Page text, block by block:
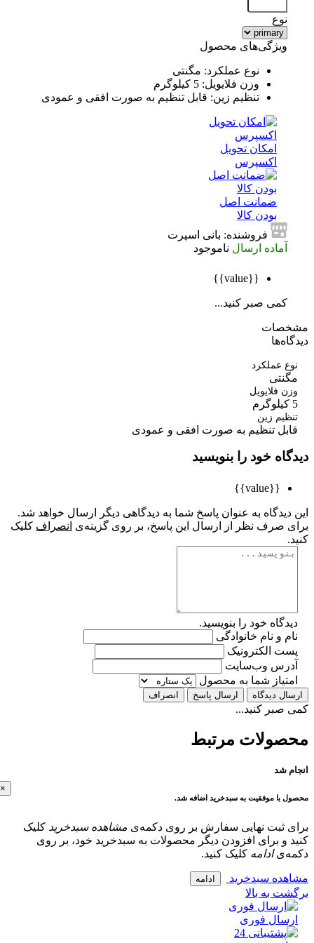
ویژگی‌های محصول
نوع عملکرد: مگنتی
وزن فلایویل: 5 کیلوگرم
تنظیم زین: قابل تنظیم به صورت افقی و عمودی
امکان تحویل
اکسپرس
ضمانت اصل
بودن کالا
فروشنده: بانی اسپرت
آماده ارسال ناموجود
کمی صبر کنید...
عملکرد
فلایویل
زین
تنظیم به صورت افقی و عمودی
خود را بنویسید
به عنوان پاسخ شما به دیدگاهی دیگر ارسال خواهد شد.
صرف نظر از ارسال این پاسخ، بر روی گزینه‌ی انصرافکلیک
خود را بنویسید.
و نام خانوادگی
الکترونیک
وب‌سایت
شما به محصول
دیدگاه ارسال پاسخ انصراف
کنید...
مرتبط
شد
با موفقیت به سبدخرید اضافه شد.
ثبت نهایی سفارش بر روی دکمه‌یمشاهده سبدخریدکلیک
و برای افزودن دیگر محصولات به سبدخرید خود، بر روی
ادامهکلیک کنید.
سبدخرید ادامه
به بالا
فوری